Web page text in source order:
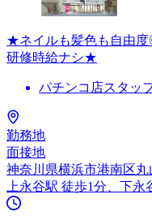
★ネイルも髪色も自由
研修時給ナシ★
パチンコ店スタッ
勤務地
面接地
神奈川県横浜市港南区丸
上永谷駅 徒歩1分、下永